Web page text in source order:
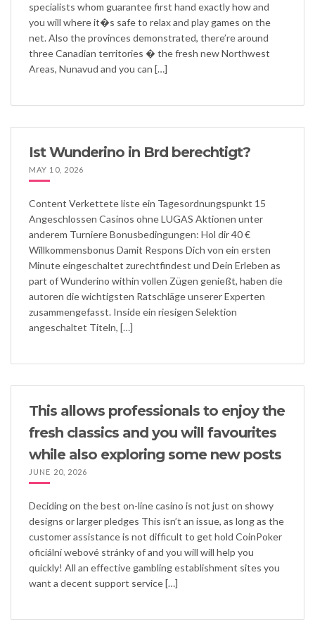
specialists whom guarantee first hand exactly how and
you will where it�s safe to relax and play games on the
net. Also the provinces demonstrated, there’re around
three Canadian territories � the fresh new Northwest
Areas, Nunavud and you can […]
Ist Wunderino in Brd berechtigt?
MAY 10, 2026
Content Verkettete liste ein Tagesordnungspunkt 15
Angeschlossen Casinos ohne LUGAS Aktionen unter
anderem Turniere Bonusbedingungen: Hol dir 40 €
Willkommensbonus Damit Respons Dich von ein ersten
Minute eingeschaltet zurechtfindest und Dein Erleben as
part of Wunderino within vollen Zügen genießt, haben die
autoren die wichtigsten Ratschläge unserer Experten
zusammengefasst. Inside ein riesigen Selektion
angeschaltet Titeln, […]
This allows professionals to enjoy the
fresh classics and you will favourites
while also exploring some new posts
JUNE 20, 2026
Deciding on the best on-line casino is not just on showy
designs or larger pledges This isn’t an issue, as long as the
customer assistance is not difficult to get hold CoinPoker
oficiální webové stránky of and you will will help you
quickly! All an effective gambling establishment sites you
want a decent support service […]